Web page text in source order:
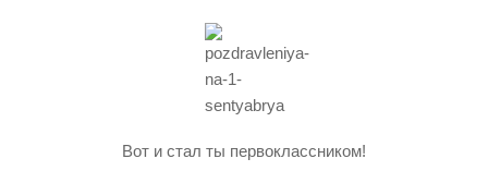
Вот и стал ты первоклассником!